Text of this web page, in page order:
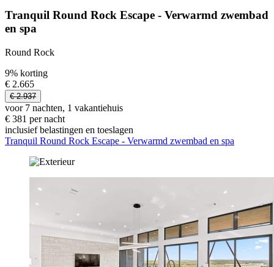
Tranquil Round Rock Escape - Verwarmd zwembad
en spa
Round Rock
9% korting
€ 2.665
€ 2.937
voor 7 nachten, 1 vakantiehuis
€ 381 per nacht
inclusief belastingen en toeslagen
Tranquil Round Rock Escape - Verwarmd zwembad en spa